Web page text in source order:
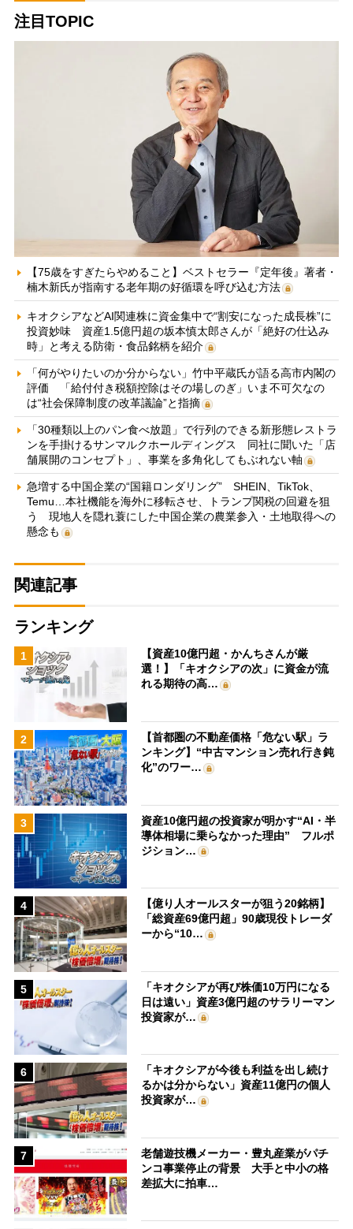
注目TOPIC
【75歳をすぎたらやめること】ベストセラー『定年後』著者・
楠木新氏が指南する老年期の好循環を呼び込む方法
キオクシアなどAI関連株に資金集中で“割安になった成長株”に
投資妙味 資産1.5億円超の坂本慎太郎さんが「絶好の仕込み
時」と考える防衛・食品銘柄を紹介
「何がやりたいのか分からない」竹中平蔵氏が語る高市内閣の
評価 「給付付き税額控除はその場しのぎ」いま不可欠なの
は“社会保障制度の改革議論”と指摘
「30種類以上のパン食べ放題」で行列のできる新形態レストラ
ンを手掛けるサンマルクホールディングス 同社に聞いた「店
舗展開のコンセプト」、事業を多角化してもぶれない軸
急増する中国企業の“国籍ロンダリング” SHEIN、TikTok、
Temu…本社機能を海外に移転させ、トランプ関税の回避を狙
う 現地人を隠れ蓑にした中国企業の農業参入・土地取得への
懸念も
関連記事
ランキング
1
【資産10億円超・かんちさんが厳
選！】「キオクシアの次」に資金が流
れる期待の高…
2
【首都圏の不動産価格「危ない駅」ラ
ンキング】“中古マンション売れ行き鈍
化”のワー…
3
資産10億円超の投資家が明かす“AI・半
導体相場に乗らなかった理由” フルポ
ジション…
4
【億り人オールスターが狙う20銘柄】
「総資産69億円超」90歳現役トレーダ
ーから“10…
5
「キオクシアが再び株価10万円になる
日は遠い」資産3億円超のサラリーマン
投資家が…
6
「キオクシアが今後も利益を出し続け
るかは分からない」資産11億円の個人
投資家が…
7
老舗遊技機メーカー・豊丸産業がパチ
ンコ事業停止の背景 大手と中小の格
差拡大に拍車…